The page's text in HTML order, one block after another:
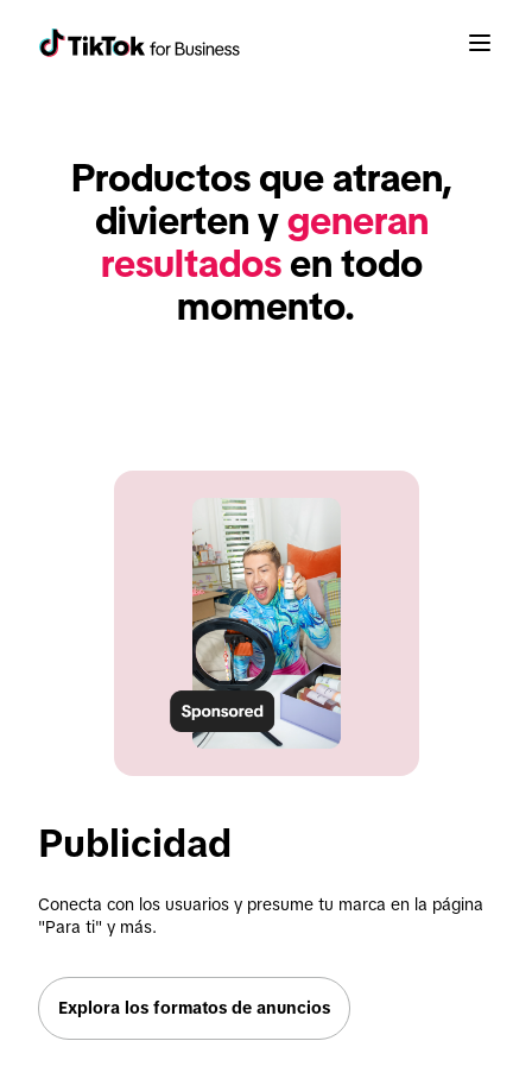
Productos que atraen,
divierten y generan
resultados en todo
momento.
Publicidad
Conecta con los usuarios y presume tu marca en la página
"Para ti" y más.
Explora los formatos de anuncios